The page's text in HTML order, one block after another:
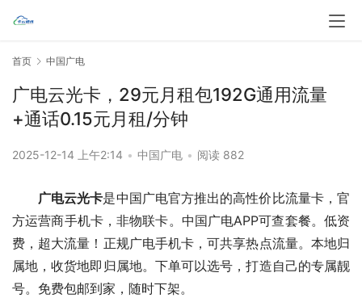
首页 中国广电
广电云光卡，29元月租包192G通用流量
+通话0.15元月租/分钟
2025-12-14 上午2:14 • 中国广电 • 阅读 882
广电云光卡是中国广电官方推出的高性价比流量卡，官
方运营商手机卡，非物联卡。中国广电APP可查套餐。低资
费，超大流量！正规广电手机卡，可共享热点流量。本地归
属地，收货地即归属地。下单可以选号，打造自己的专属靓
号。免费包邮到家，随时下架。